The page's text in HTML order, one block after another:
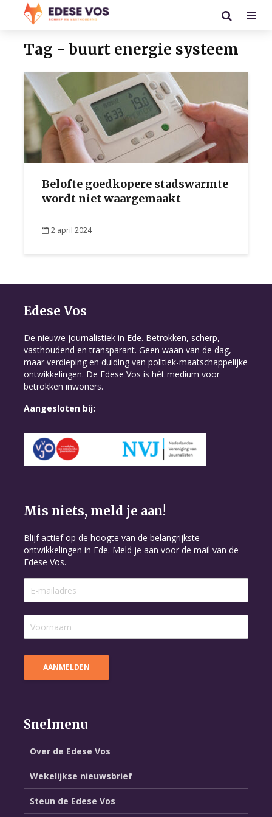
Tag - buurt energie systeem
Belofte goedkopere stadswarmte
wordt niet waargemaakt
2 april 2024
Edese Vos
De nieuwe journalistiek in Ede. Betrokken, scherp,
vasthoudend en transparant. Geen waan van de dag,
maar verdieping en duiding van politiek-maatschappelijke
ontwikkelingen. De Edese Vos is hét medium voor
betrokken inwoners.
Aangesloten bij:
Mis niets, meld je aan!
Blijf actief op de hoogte van de belangrijkste
ontwikkelingen in Ede. Meld je aan voor de mail van de
Edese Vos.
Snelmenu
Over de Edese Vos
Wekelijkse nieuwsbrief
Steun de Edese Vos